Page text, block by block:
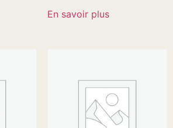
En savoir plus